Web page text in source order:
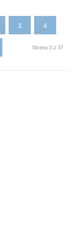
3 4
Strana 3 z 37